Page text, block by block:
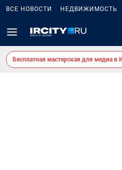
ВСЕ НОВОСТИ НЕДВИЖИМОСТЬ
Бесплатная мастерская для медиа в